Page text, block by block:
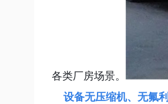
各类厂房场景。
设备无压缩机、无氟